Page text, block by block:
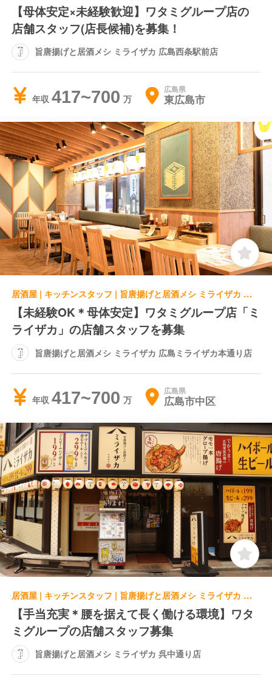
【母体安定×未経験歓迎】ワタミグループ店の
店舗スタッフ(店長候補)を募集！
旨唐揚げと居酒メシ ミライザカ 広島西条駅前店
年収 417~700 広島県
東広島市
居酒屋 | キッチンスタッフ | 旨唐揚げと居酒メシ ミライザカ 広島ミライザカ本通り店
【未経験OK＊母体安定】ワタミグループ店「ミ
ライザカ」の店舗スタッフを募集
旨唐揚げと居酒メシ ミライザカ 広島ミライザカ本通り店
年収 417~700 広島県
広島市中区
居酒屋 | キッチンスタッフ | 旨唐揚げと居酒メシ ミライザカ 呉中通り店
【手当充実＊腰を据えて長く働ける環境】ワタ
ミグループの店舗スタッフ募集
旨唐揚げと居酒メシ ミライザカ 呉中通り店